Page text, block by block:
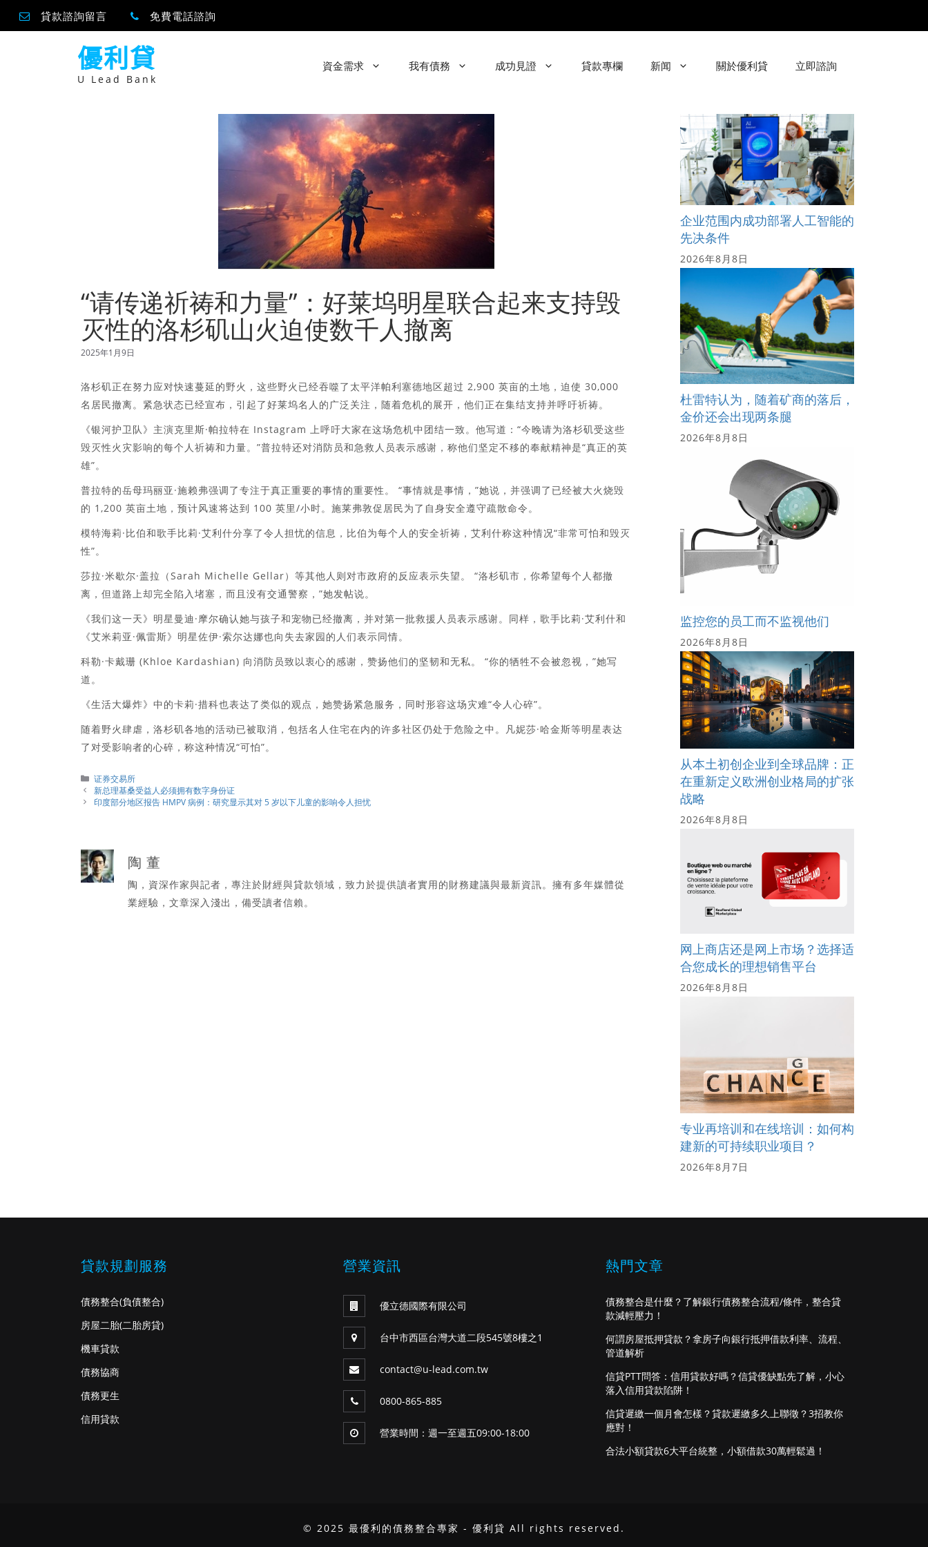
貸款諮詢留言 免費電話諮詢
優利貸
U Lead Bank
資金需求 我有債務 成功見證 貸款專欄 新闻 關於優利貸 立即諮詢
“请传递祈祷和力量”：好莱坞明星联合起来支持毁
灭性的洛杉矶山火迫使数千人撤离
2025年1月9日
洛杉矶正在努力应对快速蔓延的野火，这些野火已经吞噬了太平洋帕利塞德地区超过 2,900 英亩的土地，迫使 30,000
名居民撤离。紧急状态已经宣布，引起了好莱坞名人的广泛关注，随着危机的展开，他们正在集结支持并呼吁祈祷。
《银河护卫队》主演克里斯·帕拉特在 Instagram 上呼吁大家在这场危机中团结一致。他写道：“今晚请为洛杉矶受这些
毁灭性火灾影响的每个人祈祷和力量。”普拉特还对消防员和急救人员表示感谢，称他们坚定不移的奉献精神是“真正的英
雄”。
普拉特的岳母玛丽亚·施赖弗强调了专注于真正重要的事情的重要性。 “事情就是事情，”她说，并强调了已经被大火烧毁
的 1,200 英亩土地，预计风速将达到 100 英里/小时。施莱弗敦促居民为了自身安全遵守疏散命令。
模特海莉·比伯和歌手比莉·艾利什分享了令人担忧的信息，比伯为每个人的安全祈祷，艾利什称这种情况“非常可怕和毁灭
性”。
莎拉·米歇尔·盖拉（Sarah Michelle Gellar）等其他人则对市政府的反应表示失望。 “洛杉矶市，你希望每个人都撤
离，但道路上却完全陷入堵塞，而且没有交通警察，”她发帖说。
《我们这一天》明星曼迪·摩尔确认她与孩子和宠物已经撤离，并对第一批救援人员表示感谢。同样，歌手比莉·艾利什和
《艾米莉亚·佩雷斯》明星佐伊·索尔达娜也向失去家园的人们表示同情。
科勒·卡戴珊 (Khloe Kardashian) 向消防员致以衷心的感谢，赞扬他们的坚韧和无私。 “你的牺牲不会被忽视，”她写
道。
《生活大爆炸》中的卡莉·措科也表达了类似的观点，她赞扬紧急服务，同时形容这场灾难“令人心碎”。
随着野火肆虐，洛杉矶各地的活动已被取消，包括名人住宅在内的许多社区仍处于危险之中。凡妮莎·哈金斯等明星表达
了对受影响者的心碎，称这种情况“可怕”。
分
類
证券交易所
新总理基桑受益人必须拥有数字身份证
印度部分地区报告 HMPV 病例：研究显示其对 5 岁以下儿童的影响令人担忧
陶 董
陶，資深作家與記者，專注於財經與貸款領域，致力於提供讀者實用的財務建議與最新資訊。擁有多年媒體從
業經驗，文章深入淺出，備受讀者信賴。
企业范围内成功部署人工智能的
先决条件
2026年8月8日
杜雷特认为，随着矿商的落后，
金价还会出现两条腿
2026年8月8日
监控您的员工而不监视他们
2026年8月8日
从本土初创企业到全球品牌：正
在重新定义欧洲创业格局的扩张
战略
2026年8月8日
网上商店还是网上市场？选择适
合您成长的理想销售平台
2026年8月8日
专业再培训和在线培训：如何构
建新的可持续职业项目？
2026年8月7日
貸款規劃服務
債務整合(負債整合)
房屋二胎(二胎房貸)
機車貸款
債務協商
債務更生
信用貸款
營業資訊
優立德國際有限公司
台中市西區台灣大道二段545號8樓之1
contact@u-lead.com.tw
0800-865-885
營業時間：週一至週五09:00-18:00
熱門文章
債務整合是什麼？了解銀行債務整合流程/條件，整合貸
款減輕壓力！
何謂房屋抵押貸款？拿房子向銀行抵押借款利率、流程、
管道解析
信貸PTT問答：信用貸款好嗎？信貸優缺點先了解，小心
落入信用貸款陷阱！
信貸遲繳一個月會怎樣？貸款遲繳多久上聯徵？3招教你
應對！
合法小額貸款6大平台統整，小額借款30萬輕鬆過！
© 2025 最優利的債務整合專家 - 優利貸 All rights reserved.